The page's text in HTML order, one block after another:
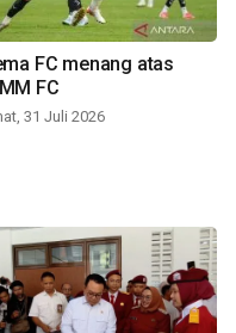
FC menang atas
FC
31 Juli 2026